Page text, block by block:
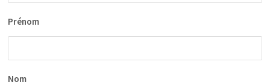
Prénom
Nom